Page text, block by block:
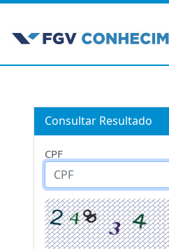
Consultar Resultado
CPF